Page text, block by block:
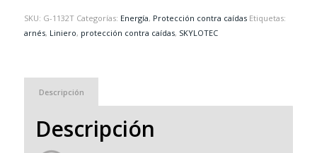
SKU: G-1132T Categorías: Energía, Protección contra caídas Etiquetas:
arnés, Liniero, protección contra caídas, SKYLOTEC
Descripción
Descripción